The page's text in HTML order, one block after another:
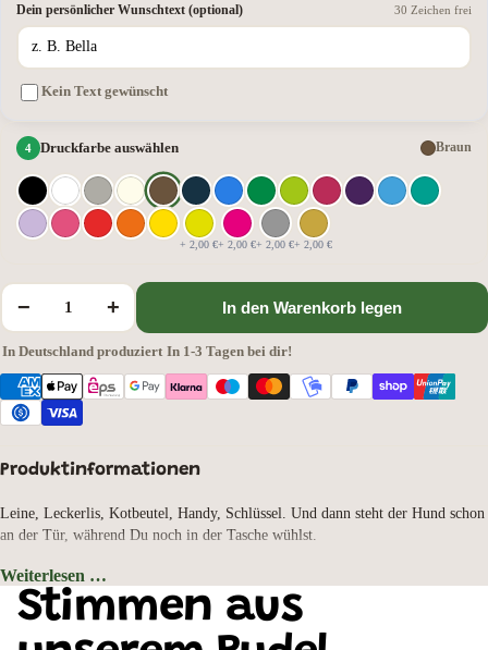
Dein persönlicher Wunschtext (optional) 30 Zeichen frei
Kein Text gewünscht
Druckfarbe auswählen Braun
+ 2,00 €+ 2,00 €+ 2,00 €+ 2,00 €
− + In den Warenkorb legen
In Deutschland produziert In 1-3 Tagen bei dir!
Produktinformationen
Leine, Leckerlis, Kotbeutel, Handy, Schlüssel. Und dann steht der Hund schon
an der Tür, während Du noch in der Tasche wühlst.
Diese Canvas Messenger Bag räumt damit auf. 14 Liter, mehrere Fächer mit
Reißverschluss, zwei Beuteltaschen auf der Rückseite. Jedes Ding hat seinen
Platz, und Du findest den Kotbeutel auch dann, wenn es schnell gehen muss.
Weiterlesen …
Taschenfarbe: Sahara, Motivauswahl: Mops
Stimmen aus